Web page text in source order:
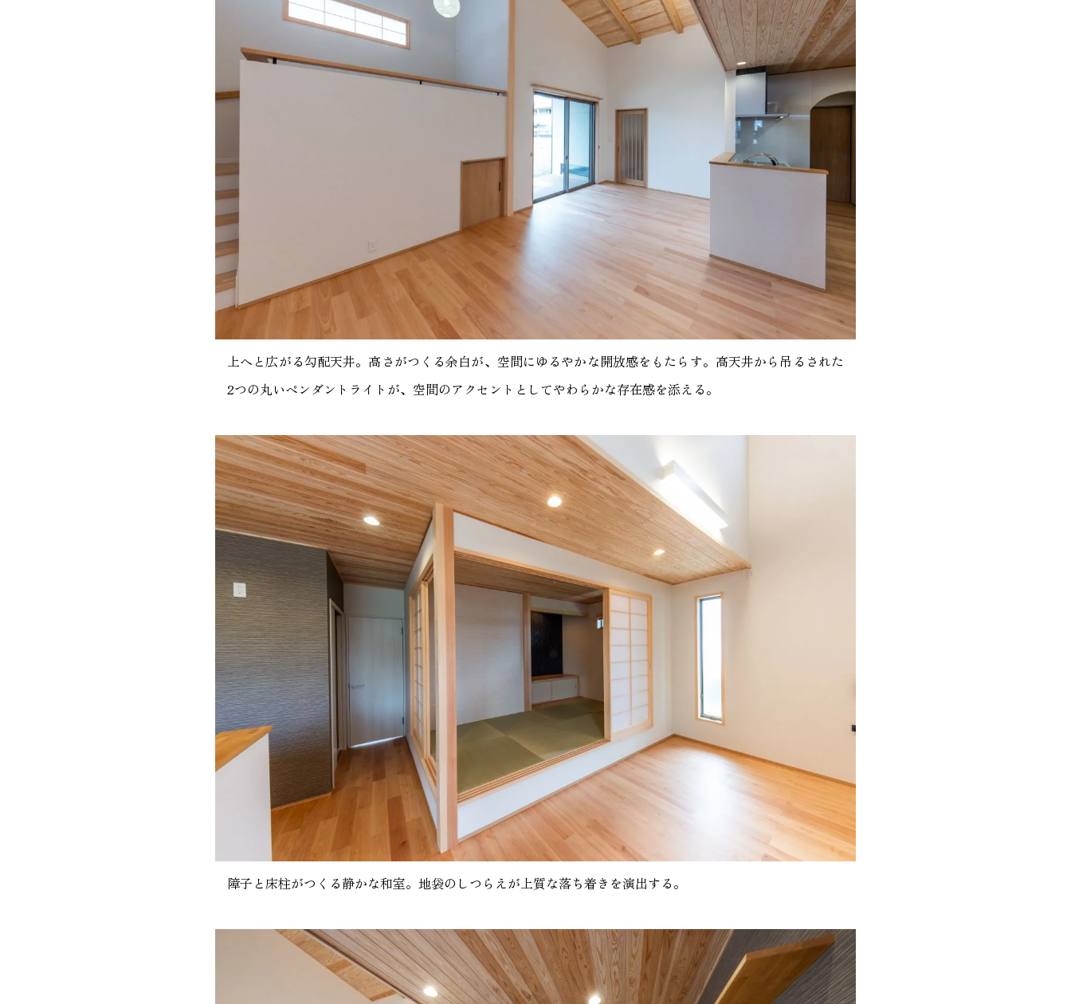
上へと広がる勾配天井。高さがつくる余白が、空間にゆるやかな開放感をもたらす。高天井から吊るされた
2つの丸いペンダントライトが、空間のアクセントとしてやわらかな存在感を添える。
障子と床柱がつくる静かな和室。地袋のしつらえが上質な落ち着きを演出する。